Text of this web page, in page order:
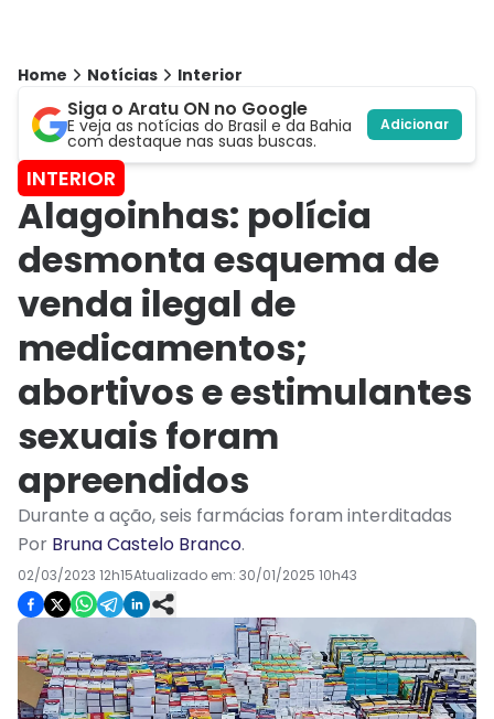
Home Notícias Interior
Siga o Aratu ON no Google
E veja as notícias do Brasil e da Bahia
com destaque nas suas buscas.
Adicionar
INTERIOR
Alagoinhas: polícia
desmonta esquema de
venda ilegal de
medicamentos;
abortivos e estimulantes
sexuais foram
apreendidos
Durante a ação, seis farmácias foram interditadas
Por Bruna Castelo Branco.
02/03/2023 12h15Atualizado em: 30/01/2025 10h43